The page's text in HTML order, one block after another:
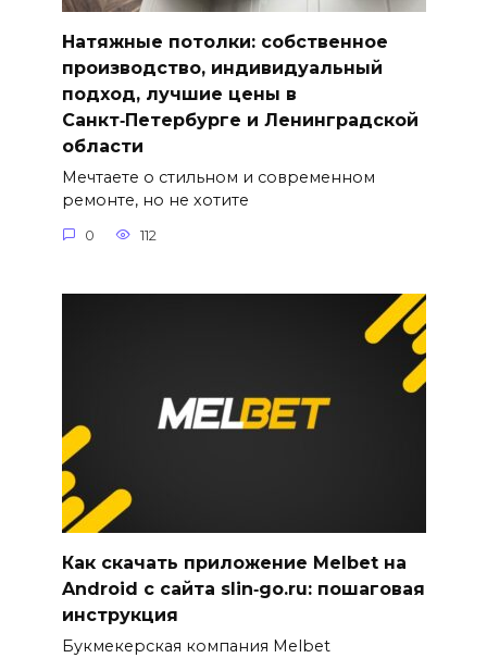
Натяжные потолки: собственное
производство, индивидуальный
подход, лучшие цены в
Санкт‑Петербурге и Ленинградской
области
Мечтаете о стильном и современном
ремонте, но не хотите
0 112
Как скачать приложение Melbet на
Android с сайта slin‑go.ru: пошаговая
инструкция
Букмекерская компания Melbet